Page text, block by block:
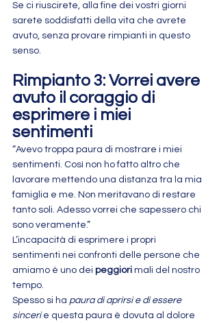
Se ci riuscirete, alla fine dei vostri giorni
sarete soddisfatti della vita che avrete
avuto, senza provare rimpianti in questo
senso.
Rimpianto 3: Vorrei avere
avuto il coraggio di
esprimere i miei
sentimenti
“Avevo troppa paura di mostrare i miei
sentimenti. Così non ho fatto altro che
lavorare mettendo una distanza tra la mia
famiglia e me. Non meritavano di restare
tanto soli. Adesso vorrei che sapessero chi
sono veramente.”
L’incapacità di esprimere i propri
sentimenti nei confronti delle persone che
amiamo è uno dei peggiori mali del nostro
tempo.
Spesso si ha paura di aprirsi e di essere
sinceri e questa paura è dovuta al dolore